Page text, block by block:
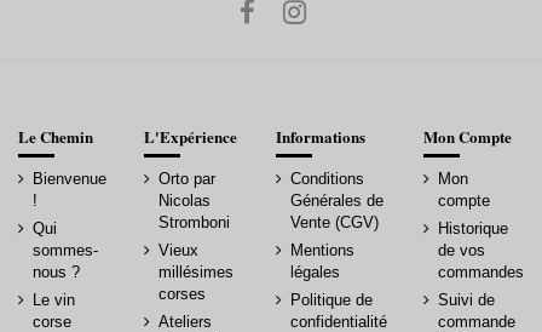
Le Chemin
Bienvenue
!
Qui
sommes-
nous ?
Le vin
corse
L'Expérience
Orto par
Nicolas
Stromboni
Vieux
millésimes
corses
Ateliers
Informations
Conditions
Générales de
Vente (CGV)
Mentions
légales
Politique de
confidentialité
Mon Compte
Mon
compte
Historique
de vos
commandes
Suivi de
commande